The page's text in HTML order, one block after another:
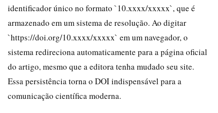
identificador único no formato `10.xxxx/xxxxx`, que é
armazenado em um sistema de resolução. Ao digitar
`https://doi.org/10.xxxx/xxxxx` em um navegador, o
sistema redireciona automaticamente para a página oficial
do artigo, mesmo que a editora tenha mudado seu site.
Essa persistência torna o DOI indispensável para a
comunicação científica moderna.